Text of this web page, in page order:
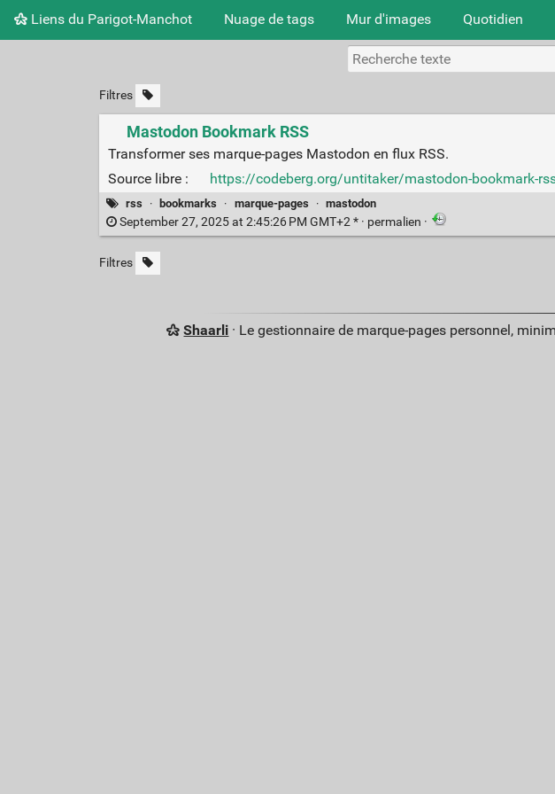
Liens du Parigot-Manchot Nuage de tags Mur d'images Quotidien
Filtres
Mastodon Bookmark RSS
Transformer ses marque-pages Mastodon en flux RSS.
Source libre :
https://codeberg.org/untitaker/mastodon-bookmark-
rss · bookmarks · marque-pages · mastodon
September 27, 2025 at 2:45:26 PM GMT+2 * · permalien ·
Filtres
Shaarli · Le gestionnaire de marque-pages personnel,